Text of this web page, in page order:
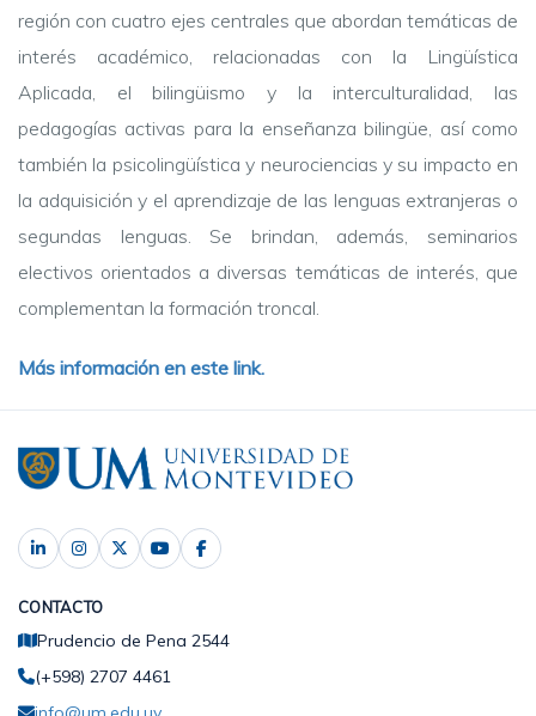
región con cuatro ejes centrales que abordan temáticas de
interés académico, relacionadas con la Lingüística
Aplicada, el bilingüismo y la interculturalidad, las
pedagogías activas para la enseñanza bilingüe, así como
también la psicolingüística y neurociencias y su impacto en
la adquisición y el aprendizaje de las lenguas extranjeras o
segundas lenguas. Se brindan, además, seminarios
electivos orientados a diversas temáticas de interés, que
complementan la formación troncal.
Más información en este link.
CONTACTO
Prudencio de Pena 2544
(+598) 2707 4461